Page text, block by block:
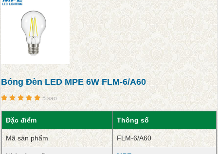
Bóng Đèn LED MPE 6W FLM-6/A60
5 sao
Đặc điểm Thông số
Mã sản phẩm FLM-6/A60